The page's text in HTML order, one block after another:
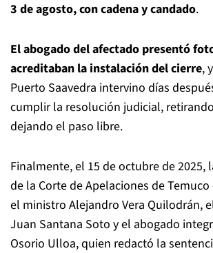
3 de agosto, con cadena y candado.
El abogado del afectado presentó
acreditaban la instalación del cierre, y
Puerto Saavedra intervino días
cumplir la resolución judicial,
dejando el paso libre.
Finalmente, el 15 de octubre de 2025,
de la Corte de Apelaciones de
el ministro Alejandro Vera Quilodrán,
Juan Santana Soto y el abogado
Osorio Ulloa, quien redactó la